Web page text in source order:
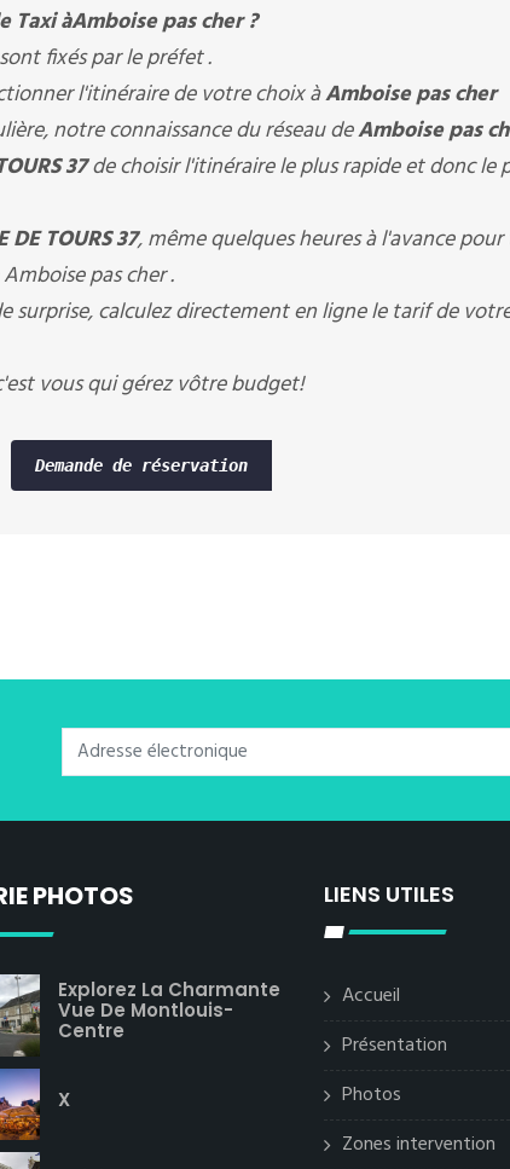
Taxi àAmboise pas cher?
sont fixés par le préfet .
l'itinéraire de votre choix àAmboise pas cher
notre connaissance du réseau deAmboise pas
37de choisir l'itinéraire le plus rapide et donc le
DE TOURS 37, même quelques heures à l'avance
pas cher .
surprise, calculez directement en ligne le tarif de
vous qui gérez vôtre budget!
Demande de réservation
PHOTOS
Explorez La Charmante
Vue De Montlouis-
Centre
X
LIENS UTILES
Accueil
Présentation
Photos
Zones intervention